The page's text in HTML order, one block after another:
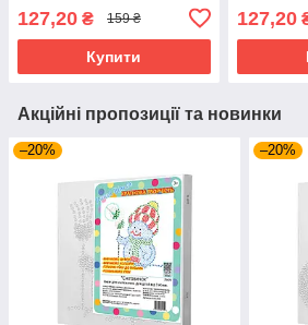
127,20 ₴ 159 ₴
Купити
127,20
Акційні пропозиції та новинки
–20% –20%